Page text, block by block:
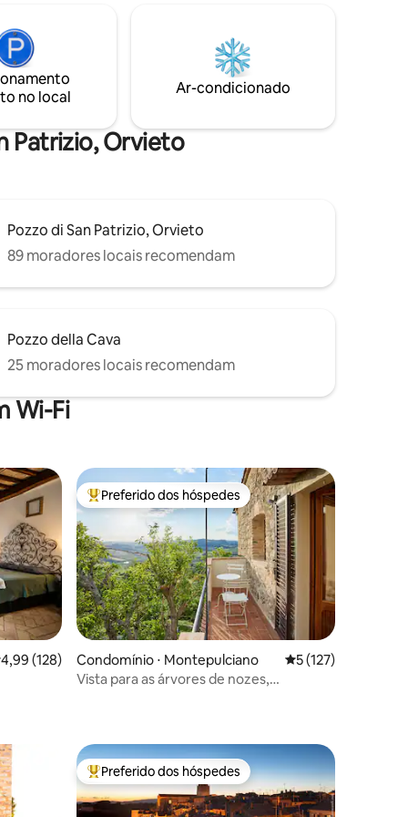
cama.
outra
mobiliado e iluminado: o lugar onde
relaxar e apanhar sol durante o dia ou
desfrutar de intimidade à noite!
Estacionamento privado disponível sem
no local
Ar-condicionado
Patrizio, Orvieto
Pozzo di San Patrizio, Orvieto
89 moradores locais recomendam
Pozzo della Cava
25 moradores locais recomendam
Wi-Fi
hóspedes
de uma avaliação média de 5, 128 avaliações
4,99 (128)
Entre os melhores preferidos dos hóspedes
Preferido dos hóspedes
Condomínio ⋅ Montepulciano 5 de uma avaliação
5 (127)
Vista para as árvores de nozes,
hóspedes Entre os melhores preferidos dos hóspedes
Preferido dos hóspedes